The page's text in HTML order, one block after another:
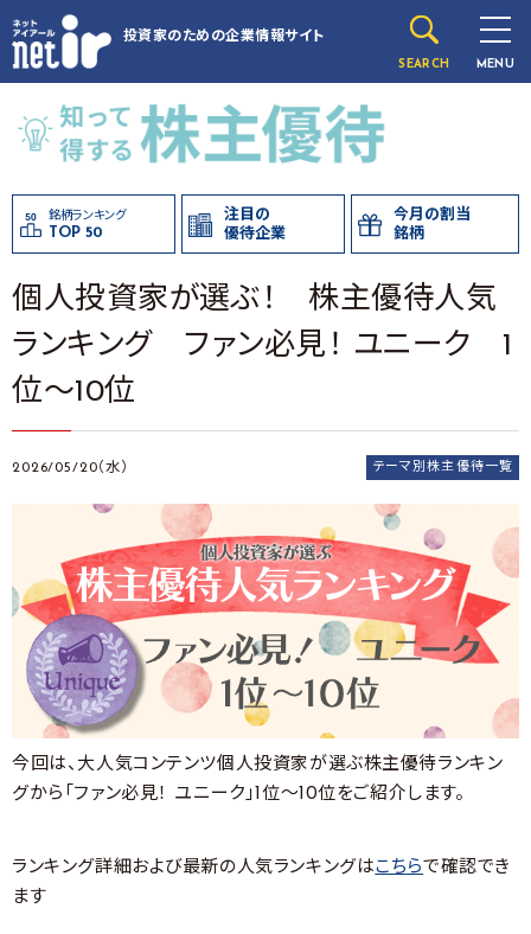
投資家のための企業情報サイト
SEARCH MENU
銘柄ランキング
TOP 50
注目の
優待企業
今月の割当
銘柄
個人投資家が選ぶ！ 株主優待人気
ランキング ファン必見！ ユニーク 1
位～10位
2026/05/20（水） テーマ別株主優待一覧
今回は、大人気コンテンツ個人投資家が選ぶ株主優待ランキン
グから「ファン必見！ ユニーク」1位～10位をご紹介します。
ランキング詳細および最新の人気ランキングはこちら で確認でき
ます